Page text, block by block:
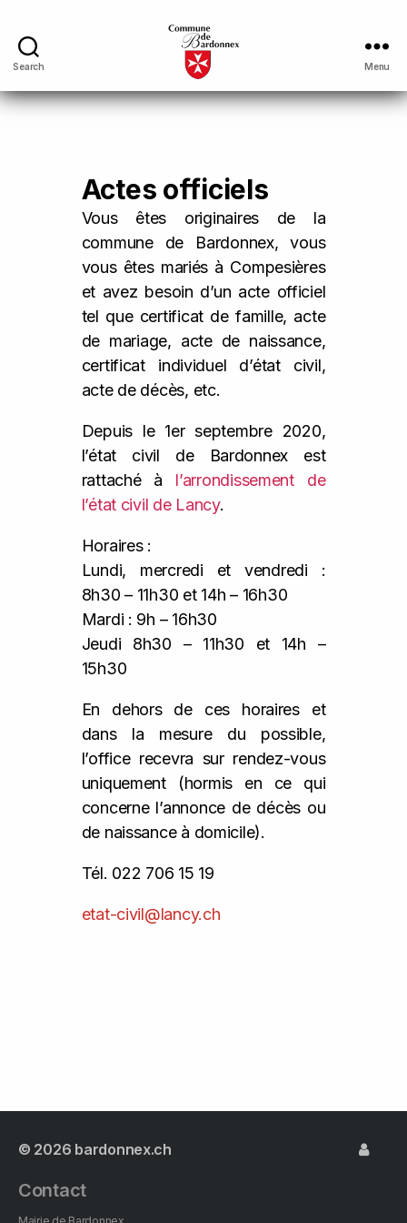
Search Menu
Actes officiels
Vous êtes originaires de la
commune de Bardonnex, vous
vous êtes mariés à Compesières
et avez besoin d’un acte officiel
tel que certificat de famille, acte
de mariage, acte de naissance,
certificat individuel d’état civil,
acte de décès, etc.
Depuis le 1er septembre 2020,
l’état civil de Bardonnex est
rattaché à l’arrondissement de
l’état civil de Lancy.
Horaires :
Lundi, mercredi et vendredi :
8h30 – 11h30 et 14h – 16h30
Mardi : 9h – 16h30
Jeudi 8h30 – 11h30 et 14h –
15h30
En dehors de ces horaires et
dans la mesure du possible,
l’office recevra sur rendez-vous
uniquement (hormis en ce qui
concerne l’annonce de décès ou
de naissance à domicile).
Tél. 022 706 15 19
etat-civil@lancy.ch
© 2026 bardonnex.ch
Contact